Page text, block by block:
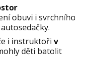
obuvi i svrchního
i instruktořiv
děti batolit